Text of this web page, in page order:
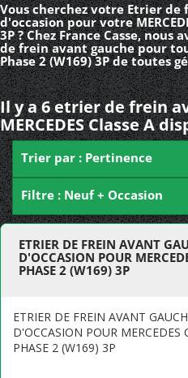
Vous cherchez votre Etrier de
d'occasion pour votre
3P ? Chez France Casse,
de frein avant gauche pour
Phase 2 (W169) 3P de toutes
Il y a 6 etrier de frein
MERCEDES Classe A
Trier par : Pertinence
Filtre : Neuf + Occasion
ETRIER DE FREIN AVANT
D'OCCASION POUR
PHASE 2 (W169) 3P
ETRIER DE FREIN AVANT
D'OCCASION POUR MERCEDES
PHASE 2 (W169) 3P